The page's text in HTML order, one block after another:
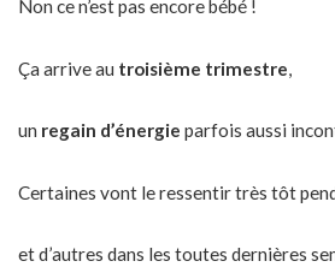
Non ce n’est pas encore bébé !
Ça arrive au troisième trimestre,
un regain d’énergie parfois aussi
Certaines vont le ressentir très tôt
et d’autres dans les toutes dernières